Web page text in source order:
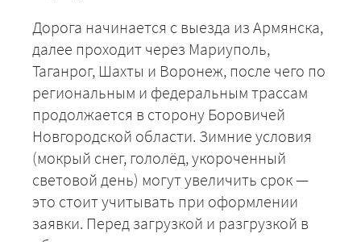
Дорога начинается с выезда из Армянска,
далее проходит через Мариуполь,
Таганрог, Шахты и Воронеж, после чего по
региональным и федеральным трассам
продолжается в сторону Боровичей
Новгородской области. Зимние условия
(мокрый снег, гололёд, укороченный
световой день) могут увеличить срок —
это стоит учитывать при оформлении
заявки. Перед загрузкой и разгрузкой в